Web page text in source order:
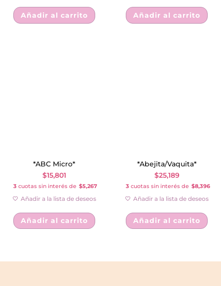
Añadir al carrito Añadir al carrito
*ABC Micro*
$15,801
3 cuotas sin interés de $5,267
Añadir a la lista de deseos
Añadir al carrito
*Abejita/Vaquita*
$25,189
3 cuotas sin interés de $8,396
Añadir a la lista de deseos
Añadir al carrito